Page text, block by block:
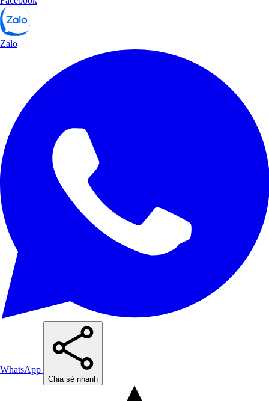
Zalo
WhatsApp
Chia sẻ nhanh